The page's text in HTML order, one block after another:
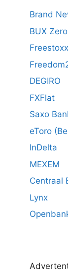
Brand
BUX Zero
DEGIRO
FXFlat
Saxo
eToro
InDelta
MEXEM
Centraal
Lynx